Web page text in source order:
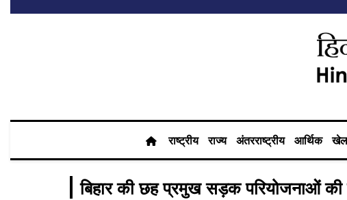
राष्ट्रीय राज्य अंतरराष्ट्रीय आर्थिक खेल
बिहार की छह प्रमुख सड़क परियोजनाओं की